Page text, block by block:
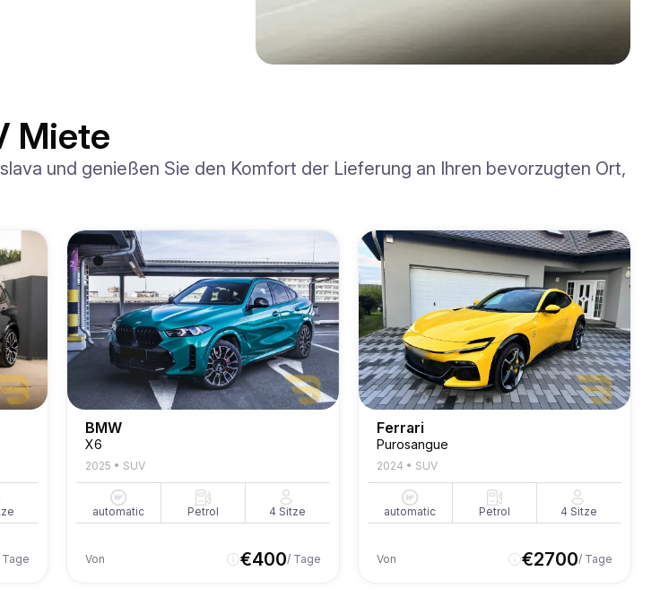
Miete
und genießen Sie den Komfort der Lieferung an Ihren bevorzugten Ort,
Tage
BMW
X6
2025 • SUV
automatic Petrol 4 Sitze
Von €400/ Tage
Ferrari
Purosangue
2024 • SUV
automatic Petrol 4 Sitze
Von €2700/ Tage